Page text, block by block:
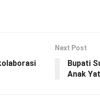
Next Post
Bupati
Anak